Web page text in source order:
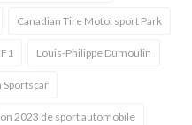
Canadian Tire Motorsport Park
Louis-Philippe Dumoulin
Sportscar
2023 de sport automobile